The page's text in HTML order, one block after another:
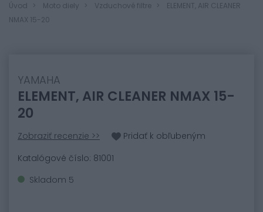
Úvod Moto diely Vzduchové filtre
ELEMENT, AIR CLEANER
NMAX 15-20
YAMAHA
ELEMENT, AIR CLEANER NMAX 15-
20
Zobraziť recenzie >>
Pridať k obľubeným
Katalógové číslo: 81001
Skladom 5